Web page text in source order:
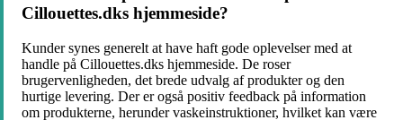
Cillouettes.dks hjemmeside?
Kunder synes generelt at have haft gode oplevelser med at
handle på Cillouettes.dks hjemmeside. De roser
brugervenligheden, det brede udvalg af produkter og den
hurtige levering. Der er også positiv feedback på information
om produkterne, herunder vaskeinstruktioner, hvilket kan være